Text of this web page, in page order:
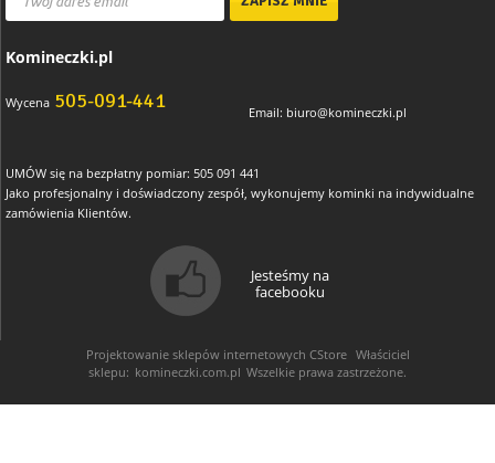
Komineczki.pl
Wycena 505-091-441 Email: biuro@komineczki.pl
UMÓW się na bezpłatny pomiar: 505 091 441
Jako profesjonalny i doświadczony zespół, wykonujemy kominki na indywidualne
zamówienia Klientów.
Jesteśmy na
facebooku
Projektowanie sklepów internetowych CStore Właściciel
sklepu: komineczki.com.pl Wszelkie prawa zastrzeżone.